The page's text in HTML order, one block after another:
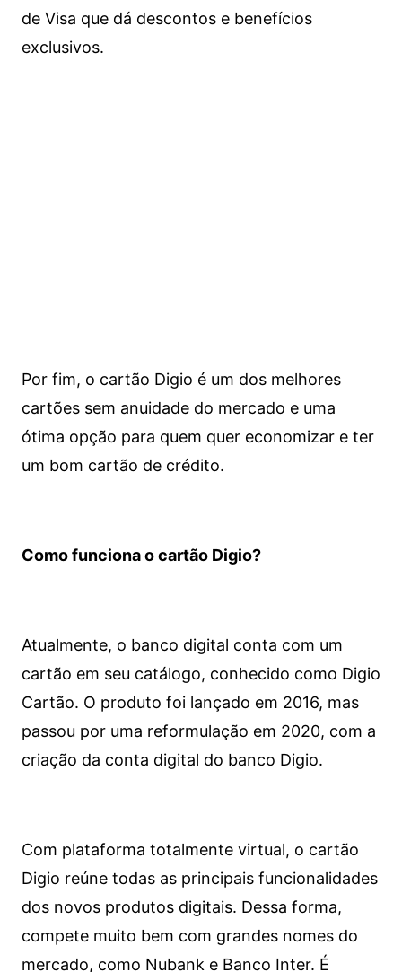
de Visa que dá descontos e benefícios
exclusivos.
Por fim, o cartão Digio é um dos melhores
cartões sem anuidade do mercado e uma
ótima opção para quem quer economizar e ter
um bom cartão de crédito.
Como funciona o cartão Digio?
Atualmente, o banco digital conta com um
cartão em seu catálogo, conhecido como Digio
Cartão. O produto foi lançado em 2016, mas
passou por uma reformulação em 2020, com a
criação da conta digital do banco Digio.
Com plataforma totalmente virtual, o cartão
Digio reúne todas as principais funcionalidades
dos novos produtos digitais. Dessa forma,
compete muito bem com grandes nomes do
mercado, como Nubank e Banco Inter. É